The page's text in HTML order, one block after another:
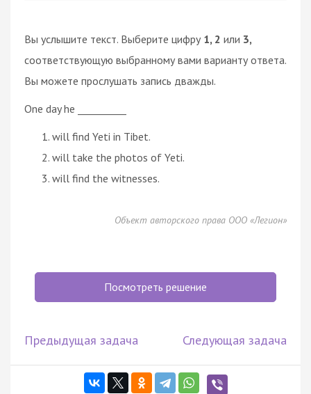
Вы услышите текст. Выберите цифру 1, 2 или 3,
соответствующую выбранному вами варианту ответа.
Вы можете прослушать запись дважды.
One day he __________
will find Yeti in Tibet.
will take the photos of Yeti.
will find the witnesses.
Объект авторского права ООО «Легион»
Посмотреть решение
Предыдущая задача Следующая задача